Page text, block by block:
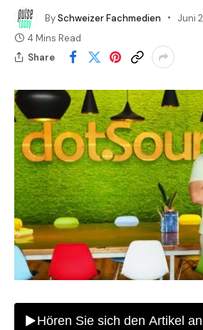
BySchweizer Fachmedien Juni
4 Mins Read
Share